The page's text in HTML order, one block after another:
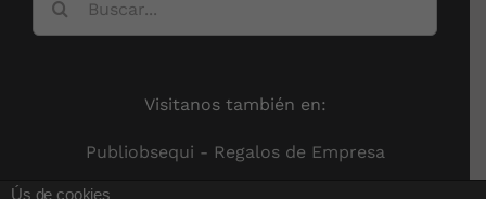
Visitanos también en:
Publiobsequi - Regalos de Empresa
Ús de cookies